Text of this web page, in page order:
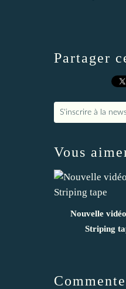
Partager
S'inscrire à la
Vous
Nouvelle
Striping